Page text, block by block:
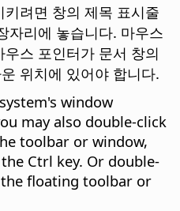
려면 창의 제목 표시줄
자리에 놓습니다. 마우스
스 포인터가 문서 창의
위치에 있어야 합니다.
window
may also double-click
toolbar or window,
Ctrl key. Or double-
floating toolbar or